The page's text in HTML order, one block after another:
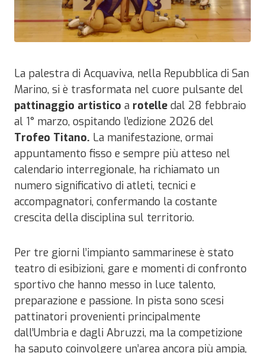
La palestra di Acquaviva, nella Repubblica di San
Marino, si è trasformata nel cuore pulsante del
pattinaggio artistico a rotelle dal 28 febbraio
al 1° marzo, ospitando l’edizione 2026 del
Trofeo Titano. La manifestazione, ormai
appuntamento fisso e sempre più atteso nel
calendario interregionale, ha richiamato un
numero significativo di atleti, tecnici e
accompagnatori, confermando la costante
crescita della disciplina sul territorio.
Per tre giorni l’impianto sammarinese è stato
teatro di esibizioni, gare e momenti di confronto
sportivo che hanno messo in luce talento,
preparazione e passione. In pista sono scesi
pattinatori provenienti principalmente
dall’Umbria e dagli Abruzzi, ma la competizione
ha saputo coinvolgere un’area ancora più ampia,